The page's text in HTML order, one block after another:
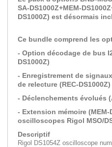
SA-DS1000Z+MEM-
DS1000Z) est désormais
Ce bundle comprend les
- Option décodage de bus
DS1000Z)
- Enregistrement de
de relecture (REC-DS1000Z)
- Déclenchements évolués
- Extension mémoire (MEM-
oscilloscopes Rigol MSO/
Descriptif
Rigol DS1054Z oscilloscope